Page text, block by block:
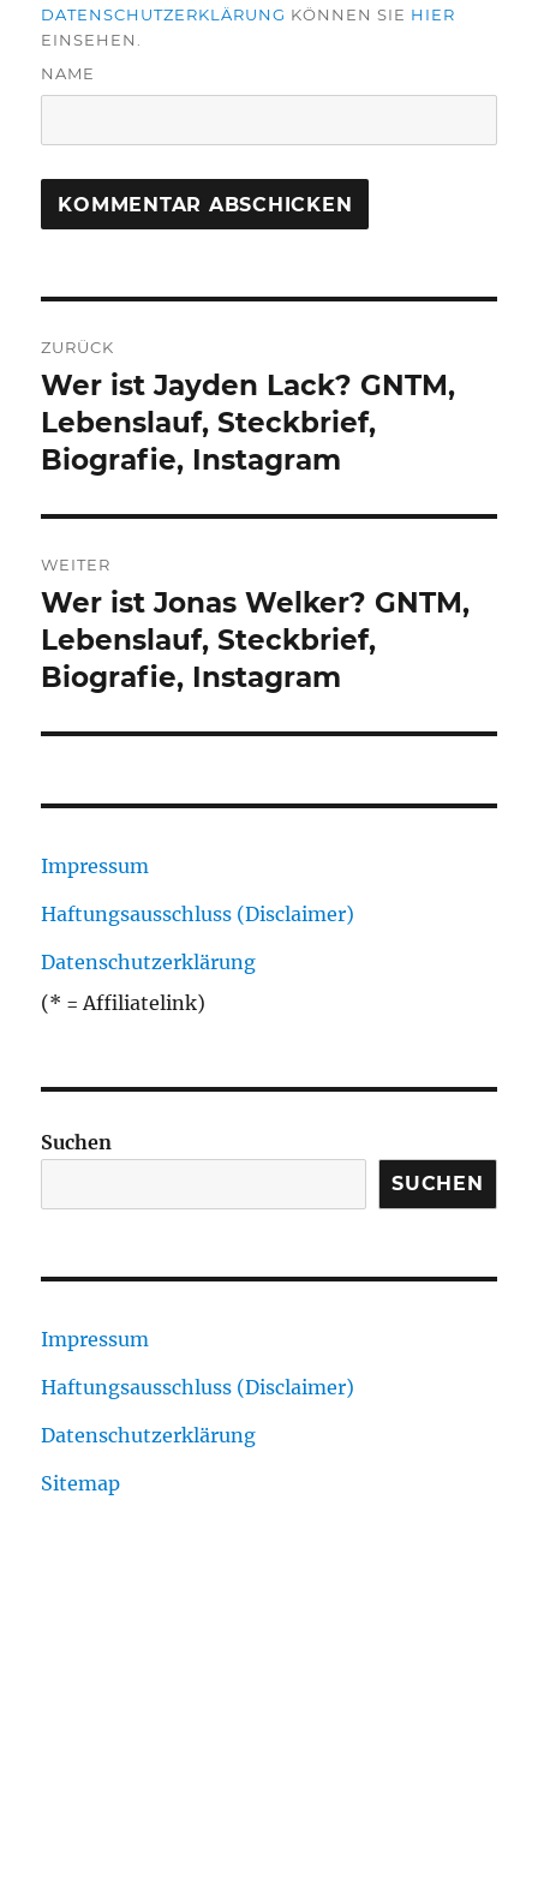
DATENSCHUTZERKLÄRUNG KÖNNEN SIE HIER
EINSEHEN.
NAME
ZURÜCK
Vorheriger
Beitrag:
Wer ist Jayden Lack? GNTM,
Lebenslauf, Steckbrief,
Biografie, Instagram
WEITER
Nächster
Beitrag:
Wer ist Jonas Welker? GNTM,
Lebenslauf, Steckbrief,
Biografie, Instagram
Impressum
Haftungsausschluss (Disclaimer)
Datenschutzerklärung
(* = Affiliatelink)
Suchen
SUCHEN
Impressum
Haftungsausschluss (Disclaimer)
Datenschutzerklärung
Sitemap